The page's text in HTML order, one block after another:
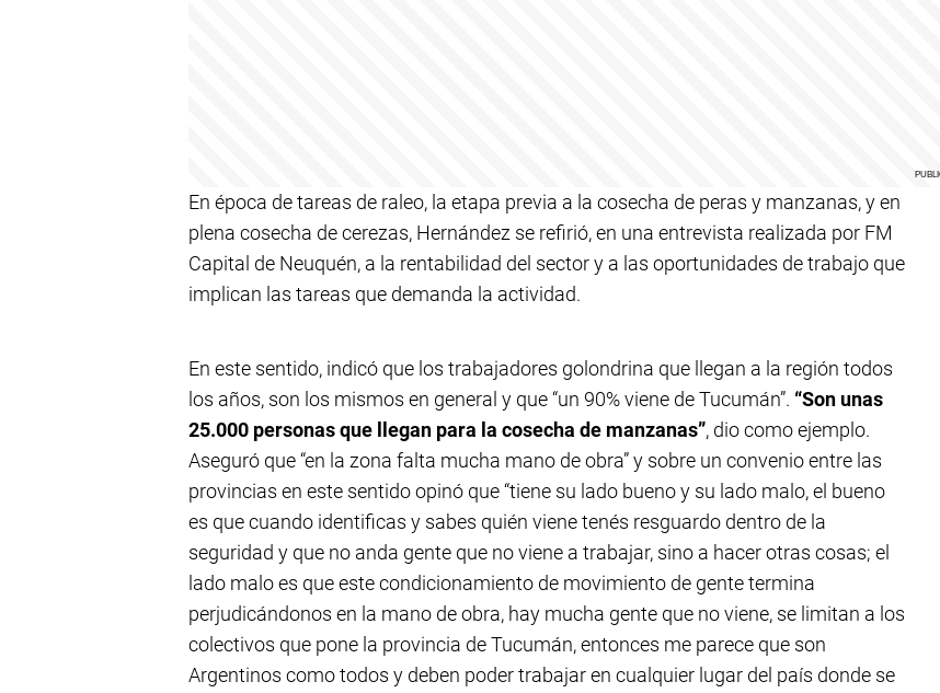
En época de tareas de raleo, la etapa previa a la cosecha de peras y manzanas, y en
plena cosecha de cerezas, Hernández se refirió, en una entrevista realizada por FM
Capital de Neuquén, a la rentabilidad del sector y a las oportunidades de trabajo que
implican las tareas que demanda la actividad.
En este sentido, indicó que los trabajadores golondrina que llegan a la región todos
los años, son los mismos en general y que “un 90% viene de Tucumán”. “Son unas
25.000 personas que llegan para la cosecha de manzanas”, dio como ejemplo.
Aseguró que “en la zona falta mucha mano de obra” y sobre un convenio entre las
provincias en este sentido opinó que “tiene su lado bueno y su lado malo, el bueno
es que cuando identificas y sabes quién viene tenés resguardo dentro de la
seguridad y que no anda gente que no viene a trabajar, sino a hacer otras cosas; el
lado malo es que este condicionamiento de movimiento de gente termina
perjudicándonos en la mano de obra, hay mucha gente que no viene, se limitan a los
colectivos que pone la provincia de Tucumán, entonces me parece que son
Argentinos como todos y deben poder trabajar en cualquier lugar del país donde se